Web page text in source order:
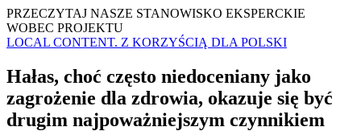
PRZECZYTAJ NASZE STANOWISKO EKSPERCKIE
WOBEC PROJEKTU
LOCAL CONTENT. Z KORZYŚCIĄ DLA POLSKI
Hałas, choć często niedoceniany jako
zagrożenie dla zdrowia, okazuje się być
drugim najpoważniejszym czynnikiem